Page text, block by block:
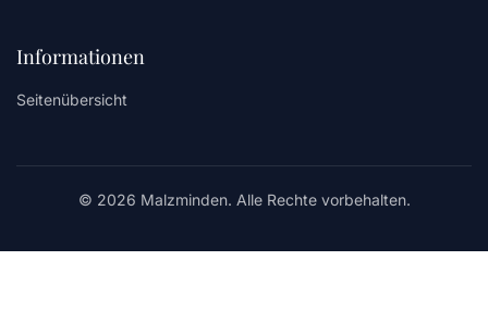
Informationen
Seitenübersicht
© 2026 Malzminden. Alle Rechte vorbehalten.